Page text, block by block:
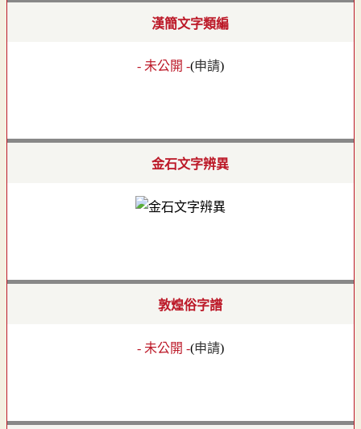
漢簡文字類編
- 未公開 -(申請)
金石文字辨異
敦煌俗字譜
- 未公開 -(申請)